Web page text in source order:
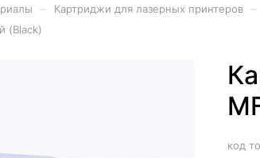
Картриджи для лазерных принтеров
(Black)
код